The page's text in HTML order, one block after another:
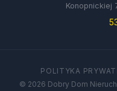
Konopnickiej
POLITYKA
© 2026 Dobry Dom